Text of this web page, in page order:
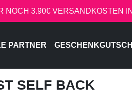
NOCH 3.90€ VERSANDKOSTEN
PARTNER
SELF BACK